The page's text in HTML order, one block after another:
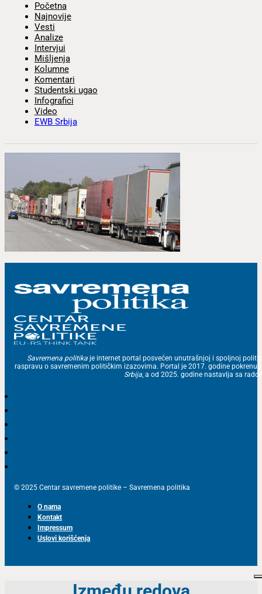
Početna
Najnovije
Vesti
Analize
Intervjui
Mišljenja
Kolumne
Komentari
Studentski ugao
Infografici
Video
EWB Srbija
Savremena politika je internet portal posvećen unutrašnjoj i spoljnoj
raspravu o savremenim političkim izazovima. Portal je 2017. godine
Srbija, a od 2025. godine nastavlja sa
© 2025 Centar savremene politike – Savremena politika
O nama
Kontakt
Impressum
Uslovi korišćenja